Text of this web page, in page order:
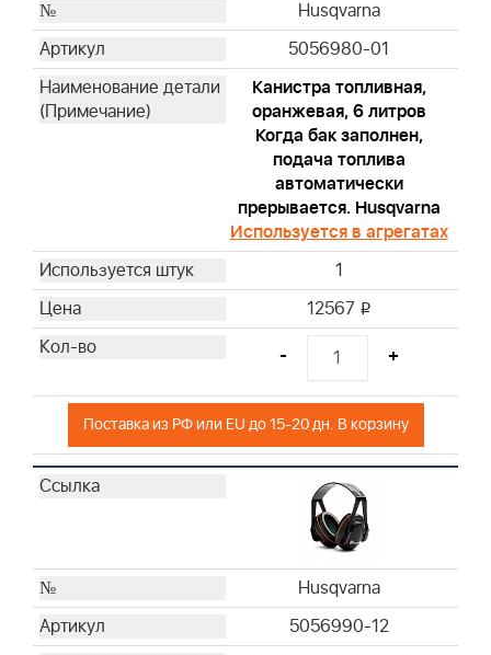
Briggs & Stratton
Briggs & Stratton
Briggs & Stratton
Briggs & Stratton
Briggs & Stratton
Briggs & Stratton
Briggs & Stratton
Briggs & Stratton
Briggs & Stratton
Briggs & Stratton
Briggs & Stratton
Briggs & Stratton
Briggs & Stratton
Briggs & Stratton
Briggs & Stratton
Briggs & Stratton
Briggs & Stratton
Briggs & Stratton
Briggs & Stratton
Briggs & Stratton
Briggs & Stratton
Husqvarna
5056980-01
Канистра топливная,
оранжевая, 6 литров
Когда бак заполнен,
подача топлива
автоматически
прерывается. Husqvarna
Используется в агрегатах
1
12567 i
- +
Поставка из РФ или EU до 15-20 дн. В корзину
Husqvarna
5056990-12